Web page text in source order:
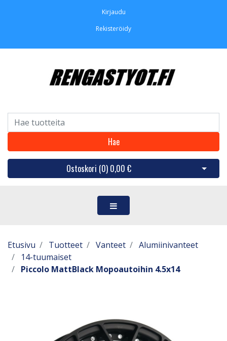
Kirjaudu
Rekisteröidy
Hae
Ostoskori (0) 0,00 € Avaa
Etusivu Tuotteet Vanteet
Alumiinivanteet
14-tuumaiset
Piccolo MattBlack Mopoautoihin 4.5x14